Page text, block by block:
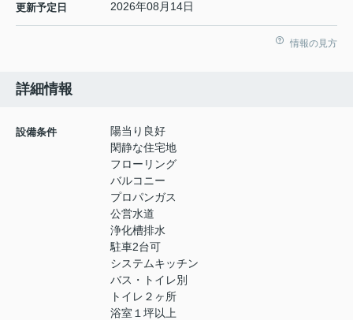
更新予定日 2026年08月14日
情報の見方
詳細情報
設備条件
陽当り良好
閑静な住宅地
フローリング
バルコニー
プロパンガス
公営水道
浄化槽排水
駐車2台可
システムキッチン
バス・トイレ別
トイレ２ヶ所
浴室１坪以上